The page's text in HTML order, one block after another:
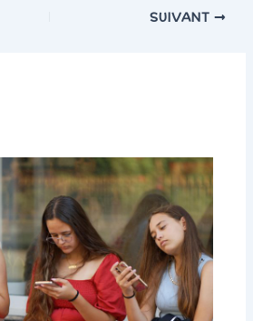
SUIVANT